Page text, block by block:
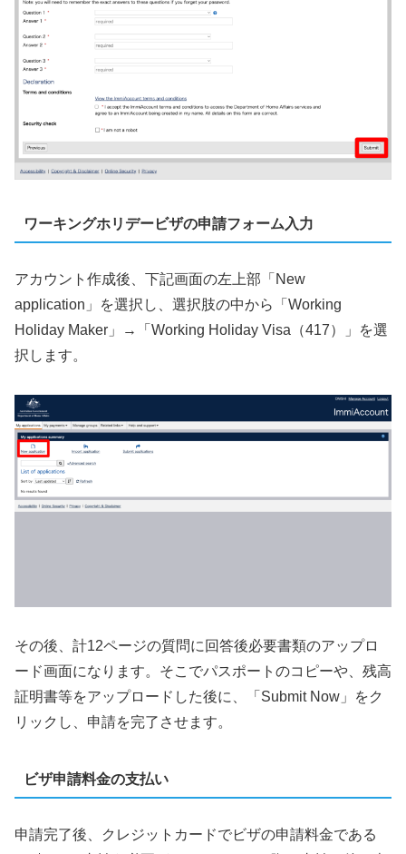
ワーキングホリデービザの申請フォーム入力
アカウント作成後、下記画面の左上部「New
application」を選択し、選択肢の中から「Working
Holiday Maker」→「Working Holiday Visa（417）」を選
択します。
その後、計12ページの質問に回答後必要書類のアップロ
ード画面になります。そこでパスポートのコピーや、残高
証明書等をアップロードした後に、「Submit Now」をク
リックし、申請を完了させます。
ビザ申請料金の支払い
申請完了後、クレジットカードでビザの申請料金である